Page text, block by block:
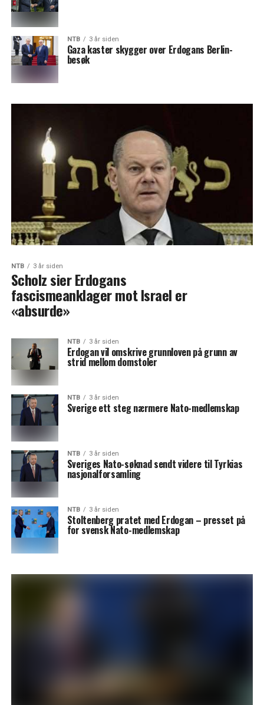
NTB 3 år siden
Gaza kaster skygger over Erdogans Berlin-
besøk
NTB 3 år siden
Scholz sier Erdogans
fascismeanklager mot Israel er
«absurde»
NTB 3 år siden
Erdogan vil omskrive grunnloven på grunn av
strid mellom domstoler
NTB 3 år siden
Sverige ett steg nærmere Nato-medlemskap
NTB 3 år siden
Sveriges Nato-søknad sendt videre til Tyrkias
nasjonalforsamling
NTB 3 år siden
Stoltenberg pratet med Erdogan – presset på
for svensk Nato-medlemskap